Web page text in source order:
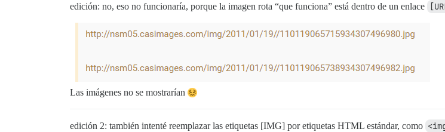
edición: no, eso no funcionaría, porque la imagen rota “que funciona” está dentro de un enlace
Las imágenes no se mostrarían
edición 2: también intenté reemplazar las etiquetas [IMG] por etiquetas HTML estándar, como